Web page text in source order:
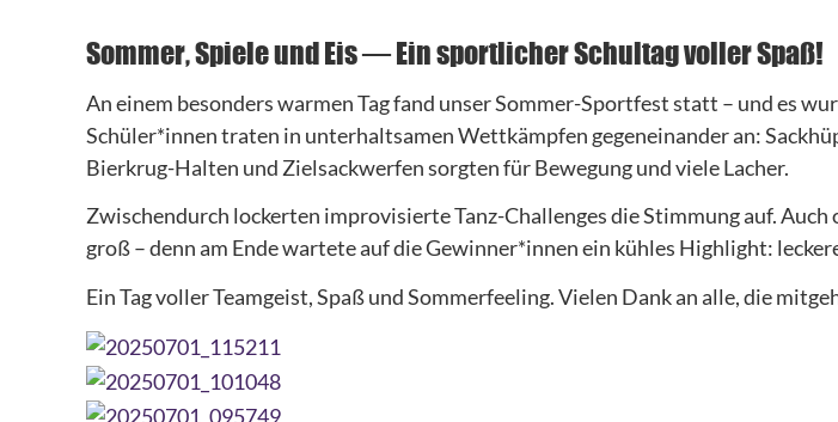
Sommer, Spiele und Eis – Ein sportlicher Schultag voller Spaß!
An einem besonders warmen Tag fand unser Sommer-Sportfest statt – und es
Schüler*innen traten in unterhaltsamen Wettkämpfen gegeneinander an:
Bierkrug-Halten und Zielsackwerfen sorgten für Bewegung und viele Lacher.
Zwischendurch lockerten improvisierte Tanz-Challenges die Stimmung auf.
groß – denn am Ende wartete auf die Gewinner*innen ein kühles Highlight:
Ein Tag voller Teamgeist, Spaß und Sommerfeeling. Vielen Dank an alle, die